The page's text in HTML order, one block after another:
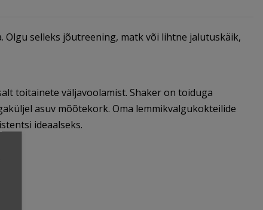
Olgu selleks jõutreening, matk või lihtne jalutuskäik,
toitainete väljavoolamist. Shaker on toiduga
asuv mõõtekork. Oma lemmikvalgukokteilide
ideaalseks.